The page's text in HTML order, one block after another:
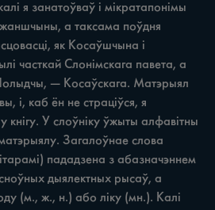
я занатоўваў i мікратапонімы
а таксама поўдня
як Косаўшчына i
часткай Слонімскага павета, а
— Косаўскага. Матэрыял
i, каб ён не страціўся, я
кнігу. У слоўніку ўжыты алфавітны
Загалоўнае слова
пададзена з абазначэннем
дыялектных рысаў, а
(м., ж., н.) або ліку (мн.). Калі